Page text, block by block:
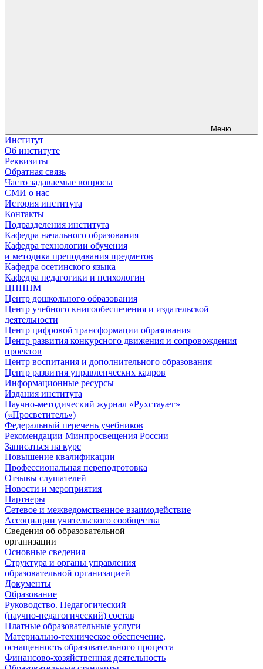
Меню
Институт
Об институте
Реквизиты
Обратная связь
Часто задаваемые вопросы
СМИ о нас
История института
Контакты
Подразделения института
Кафедра начального образования
Кафедра технологии обучения
и методика преподавания предметов
Кафедра осетинского языка
Кафедра педагогики и психологии
ЦНППМ
Центр дошкольного образования
Центр учебного книгообеспечения и издательской
деятельности
Центр цифровой трансформации образования
Центр развития конкурсного движения и сопровождения
проектов
Центр воспитания и дополнительного образования
Центр развития управленческих кадров
Информационные ресурсы
Издания института
Научно-методический журнал «Рухстауæг»
(«Просветитель»)
Федеральный перечень учебников
Рекомендации Минпросвещения России
Записаться на курс
Повышение квалификации
Профессиональная переподготовка
Отзывы слушателей
Новости и мероприятия
Партнеры
Сетевое и межведомственное взаимодействие
Ассоциации учительского сообщества
Сведения об образовательной
организации
Основные сведения
Структура и органы управления
образовательной организацией
Документы
Образование
Руководство. Педагогический
(научно-педагогический) состав
Платные образовательные услуги
Материально-техническое обеспечение,
оснащенность образовательного процесса
Финансово-хозяйственная деятельность